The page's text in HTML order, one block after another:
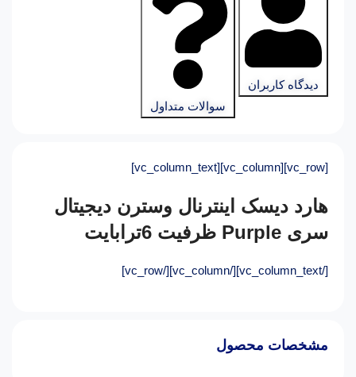
دیدگاه کاربران
سوالات متداول
[vc_row][vc_column][vc_column_text]
هارد دیسک اینترنال وسترن دیجیتال
سری Purple ظرفیت 6ترابایت
[/vc_column_text][/vc_column][/vc_row]
مشخصات محصول